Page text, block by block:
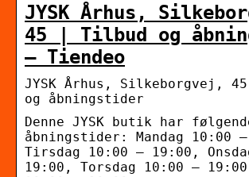
JYSK Århus,
45 | Tilbud og
– Tiendeo
JYSK Århus, Silkeborgvej,
og åbningstider
Denne JYSK butik har
åbningstider: Mandag 10:00
Tirsdag 10:00 – 19:00,
19:00, Torsdag 10:00 –